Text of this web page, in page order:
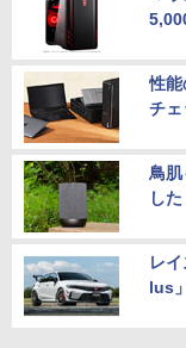
性能
チェ
鳥肌
した
レ
lus